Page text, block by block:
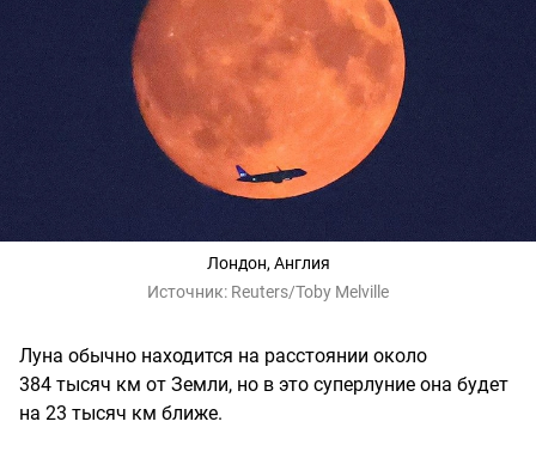
Лондон, Англия
Источник: Reuters/Toby Melville
Луна обычно находится на расстоянии около
384 тысяч км от Земли, но в это суперлуние она будет
на 23 тысяч км ближе.